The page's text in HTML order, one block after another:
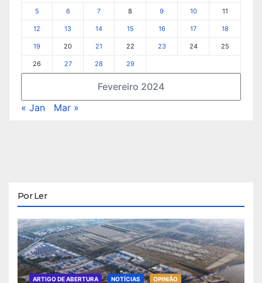
Fevereiro 2024
5 6 7 8 9 10 11
12 13 14 15 16 17 18
19 20 21 22 23 24 25
26 27 28 29
« Jan Mar »
Por Ler
ARTIGO DE ABERTURA NOTÍCIAS OPINIÃO